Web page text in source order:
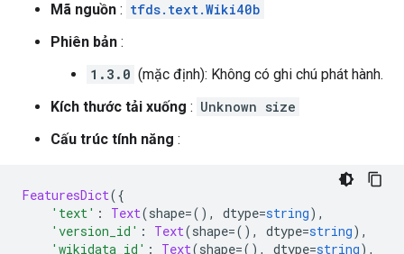
Mã nguồn : tfds.text.Wiki40b
Phiên bản :
1.3.0 (mặc định): Không có ghi chú phát hành.
Kích thước tải xuống : Unknown size
Cấu trúc tính năng :
FeaturesDict({
'text' : Text(shape=(), dtype=string),
'version_id' : Text(shape=(), dtype=string),
'wikidata_id' : Text(shape=(), dtype=string),